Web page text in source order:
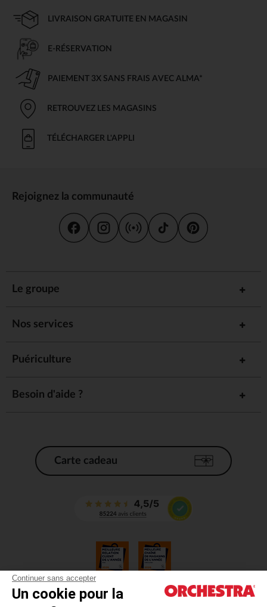
Continuer sans accepter
Un cookie pour la
LIVRAISON GRATUITE EN MAGASIN
E-RÉSERVATION
PAIEMENT 3X SANS FRAIS AVEC ALMA*
RETROUVEZ LES MAGASINS
TÉLÉCHARGER L'APPLI
Rejoignez la communauté
Le groupe
Nos services
Puériculture
Besoin d'aide ?
Carte cadeau